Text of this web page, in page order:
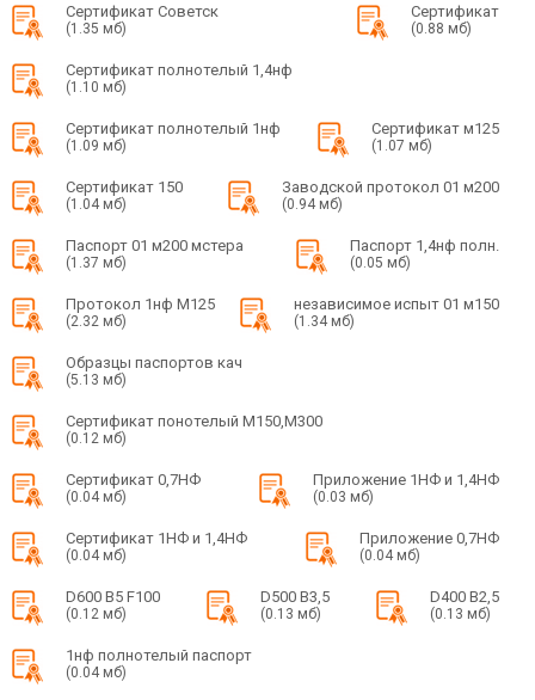
Сертификат Советск
(1.35 мб)
Сертификат
(0.88 мб)
Сертификат полнотелый 1,4нф
(1.10 мб)
Сертификат полнотелый 1нф
(1.09 мб)
Сертификат м125
(1.07 мб)
Сертификат 150
(1.04 мб)
Заводской протокол 01 м200
(0.94 мб)
Паспорт 01 м200 мстера
(1.37 мб)
Паспорт 1,4нф полн.
(0.05 мб)
Протокол 1нф М125
(2.32 мб)
независимое испыт 01 м150
(1.34 мб)
Образцы паспортов кач
(5.13 мб)
Сертификат понотелый М150,М300
(0.12 мб)
Сертификат 0,7НФ
(0.04 мб)
Приложение 1НФ и 1,4НФ
(0.03 мб)
Сертификат 1НФ и 1,4НФ
(0.04 мб)
Приложение 0,7НФ
(0.04 мб)
D600 B5 F100
(0.12 мб)
D500 B3,5
(0.13 мб)
D400 B2,5
(0.13 мб)
1нф полнотелый паспорт
(0.04 мб)